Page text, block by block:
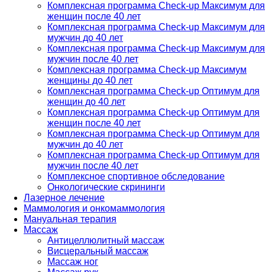
Комплексная программа Check-up Максимум для
женщин после 40 лет
Комплексная программа Check-up Максимум для
мужчин до 40 лет
Комплексная программа Check-up Максимум для
мужчин после 40 лет
Комплексная программа Check-up Максимум
женщины до 40 лет
Комплексная программа Check-up Оптимум для
женщин до 40 лет
Комплексная программа Check-up Оптимум для
женщин после 40 лет
Комплексная программа Check-up Оптимум для
мужчин до 40 лет
Комплексная программа Check-up Оптимум для
мужчин после 40 лет
Комплексное спортивное обследование
Онкологические скрининги
Лазерное лечение
Маммология и онкомаммология
Мануальная терапия
Массаж
Антицеллюлитный массаж
Висцеральный массаж
Массаж ног